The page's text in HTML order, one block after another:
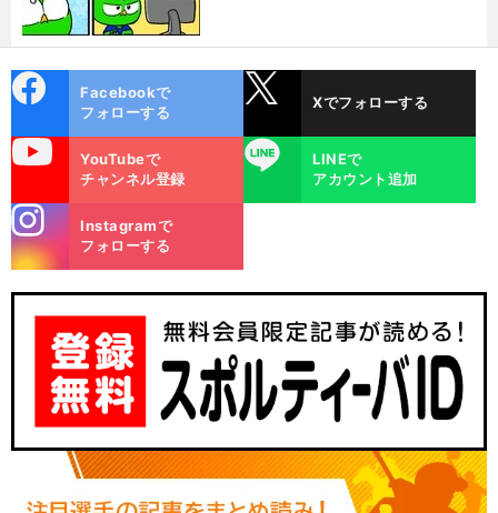
ok
Facebookで
フォローする
Xでフォローする
YouTubeで
チャンネル登録
LINE
LINEで
アカウント追加
m
Instagramで
フォローする